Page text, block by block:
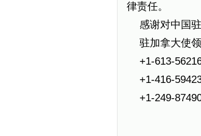
律责任。
感谢对中国
驻加拿大使
+1-613-
+1-416-
+1-249-